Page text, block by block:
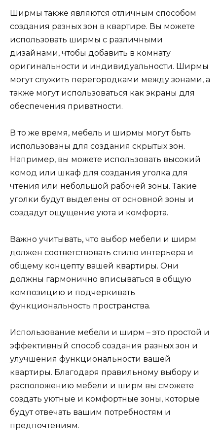
Ширмы также являются отличным способом
создания разных зон в квартире. Вы можете
использовать ширмы с различными
дизайнами, чтобы добавить в комнату
оригинальности и индивидуальности. Ширмы
могут служить перегородками между зонами, а
также могут использоваться как экраны для
обеспечения приватности.
В то же время, мебель и ширмы могут быть
использованы для создания скрытых зон.
Например, вы можете использовать высокий
комод или шкаф для создания уголка для
чтения или небольшой рабочей зоны. Такие
уголки будут выделены от основной зоны и
создадут ощущение уюта и комфорта.
Важно учитывать, что выбор мебели и ширм
должен соответствовать стилю интерьера и
общему концепту вашей квартиры. Они
должны гармонично вписываться в общую
композицию и подчеркивать
функциональность пространства.
Использование мебели и ширм – это простой и
эффективный способ создания разных зон и
улучшения функциональности вашей
квартиры. Благодаря правильному выбору и
расположению мебели и ширм вы сможете
создать уютные и комфортные зоны, которые
будут отвечать вашим потребностям и
предпочтениям.